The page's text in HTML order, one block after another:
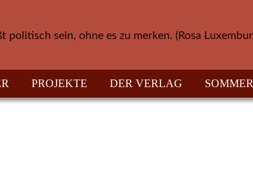
politisch sein, ohne es zu merken. (Rosa
PROJEKTE DER VERLAG